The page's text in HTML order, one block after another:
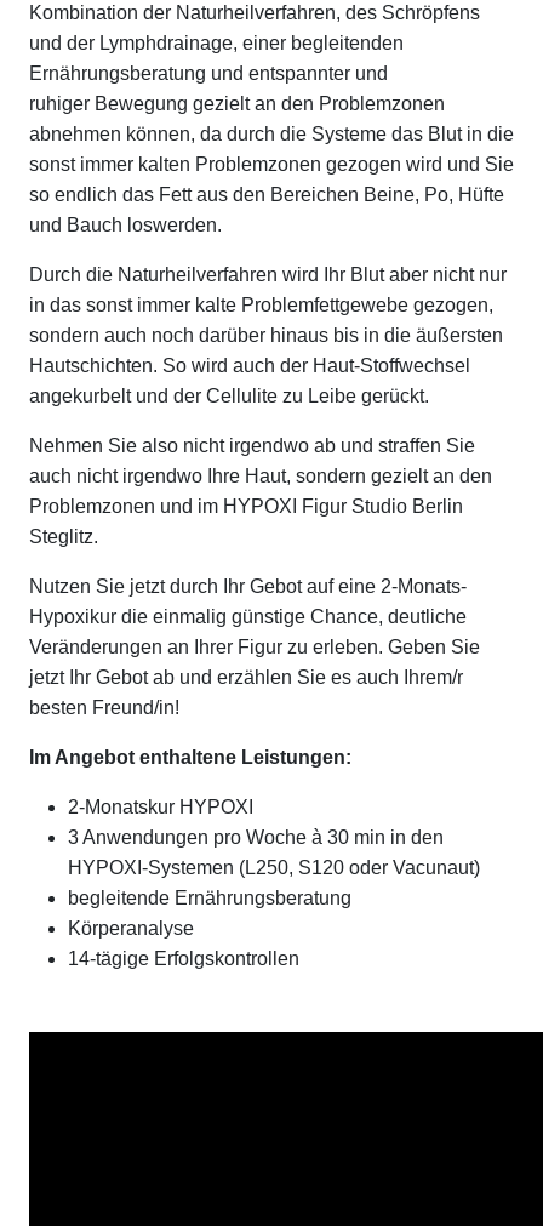
Kombination der Naturheilverfahren, des Schröpfens
und der Lymphdrainage, einer begleitenden
Ernährungsberatung und entspannter und
ruhiger Bewegung gezielt an den Problemzonen
abnehmen können, da durch die Systeme das Blut in die
sonst immer kalten Problemzonen gezogen wird und Sie
so endlich das Fett aus den Bereichen Beine, Po, Hüfte
und Bauch loswerden.
Durch die Naturheilverfahren wird Ihr Blut aber nicht nur
in das sonst immer kalte Problemfettgewebe gezogen,
sondern auch noch darüber hinaus bis in die äußersten
Hautschichten. So wird auch der Haut-Stoffwechsel
angekurbelt und der Cellulite zu Leibe gerückt.
Nehmen Sie also nicht irgendwo ab und straffen Sie
auch nicht irgendwo Ihre Haut, sondern gezielt an den
Problemzonen und im HYPOXI Figur Studio Berlin
Steglitz.
Nutzen Sie jetzt durch Ihr Gebot auf eine 2-Monats-
Hypoxikur die einmalig günstige Chance, deutliche
Veränderungen an Ihrer Figur zu erleben. Geben Sie
jetzt Ihr Gebot ab und erzählen Sie es auch Ihrem/r
besten Freund/in!
Im Angebot enthaltene Leistungen:
2-Monatskur HYPOXI
3 Anwendungen pro Woche à 30 min in den
HYPOXI-Systemen (L250, S120 oder Vacunaut)
begleitende Ernährungsberatung
Körperanalyse
14-tägige Erfolgskontrollen